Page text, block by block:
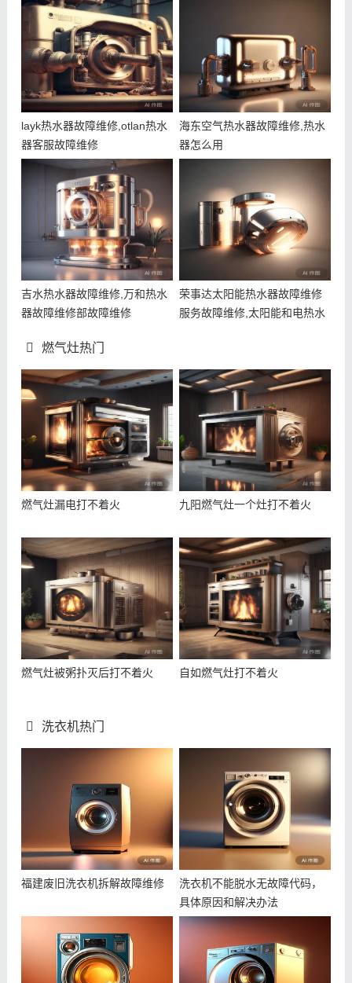
layk热水器故障维修,otlan热水
器客服故障维修
海东空气热水器故障维修,热水
器怎么用
吉水热水器故障维修,万和热水
器故障维修部故障维修
荣事达太阳能热水器故障维修
服务故障维修,太阳能和电热水
燃气灶热门
燃气灶漏电打不着火 九阳燃气灶一个灶打不着火
燃气灶被粥扑灭后打不着火 自如燃气灶打不着火
洗衣机热门
福建废旧洗衣机拆解故障维修
洗衣机不能脱水无故障代码，
具体原因和解决办法